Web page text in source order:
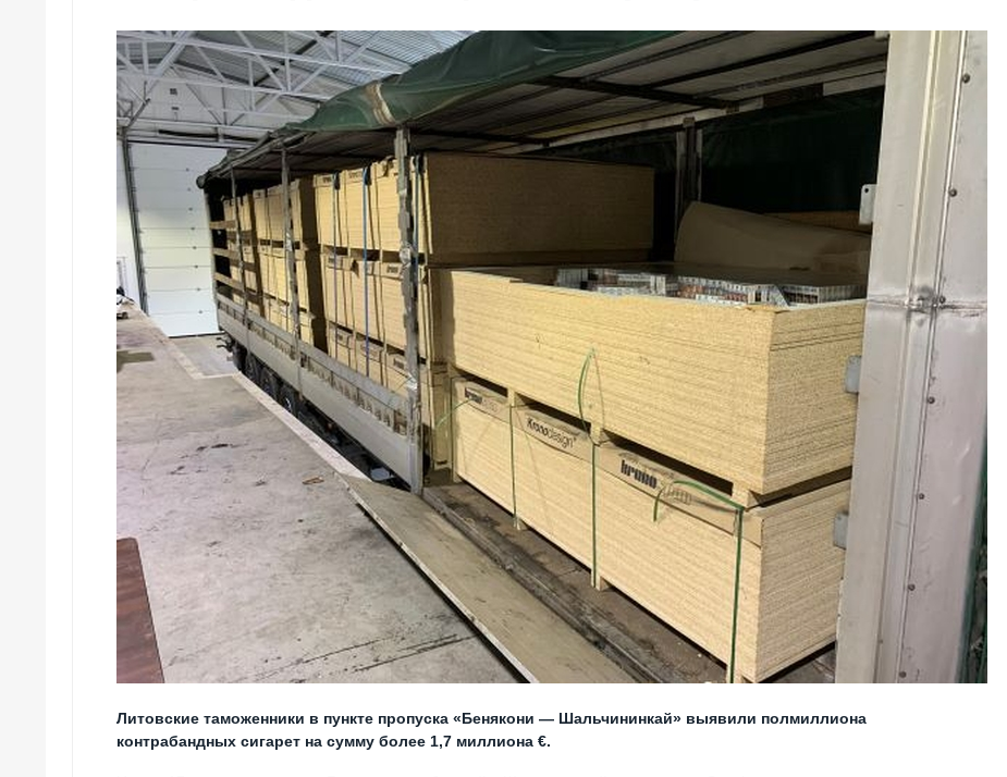
Литовские таможенники в пункте пропуска «Бенякони — Шальчининкай» выявили полмиллиона
контрабандных сигарет на сумму более 1,7 миллиона €.